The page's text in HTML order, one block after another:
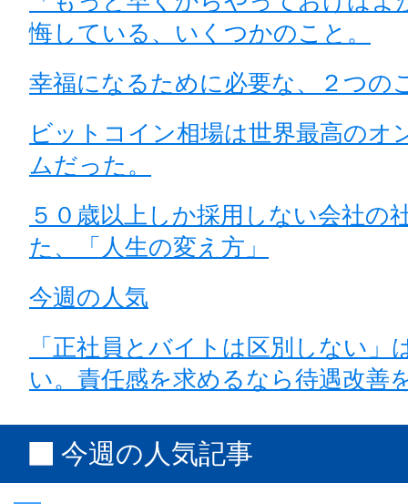
悔している、いくつかのこと。
幸福になるために必要な、２つの
ビットコイン相場は世界最高のオ
ムだった。
５０歳以上しか採用しない会社の
た、「人生の変え方」
今週の人気
「正社員とバイトは区別しない」
い。責任感を求めるなら待遇改善
今週の人気記事